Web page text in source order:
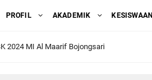
PROFIL AKADEMIK KESISWAAN
Cerdas dan Sukses